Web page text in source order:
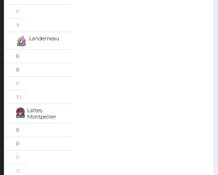
0
9
Landerneau
0
0
0
10
Lattes
Montpellier
0
0
0
11